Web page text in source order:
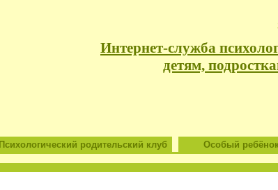
Интернет-служба
детям,
Психологический родительский клуб Особый